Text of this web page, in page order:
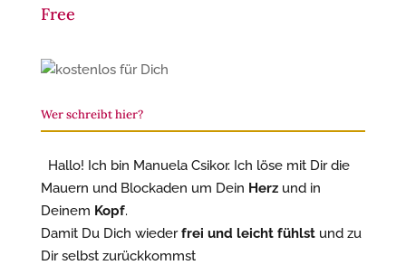
Free
Wer schreibt hier?
Hallo! Ich bin Manuela Csikor. Ich löse mit Dir die
Mauern und Blockaden um Dein Herzund in
Deinem Kopf.
Damit Du Dich wiederfrei und leicht fühlstund zu
Dir selbst zurückkommst